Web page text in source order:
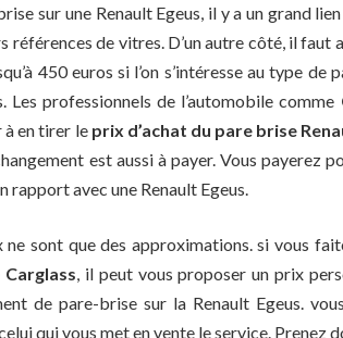
sur une Renault Egeus, il y a un grand
de vitres. D’un autre côté, il faut
450 euros si l’on s’intéresse au type de
Les professionnels de l’automobile comme
à en tirer le prix d’achat du pare brise
est aussi à payer. Vous payerez
rapport avec une Renault Egeus.
sont que des approximations. si vous
, il peut vous proposer un prix
de pare-brise sur la Renault Egeus.
qui vous met en vente le service. Prenez